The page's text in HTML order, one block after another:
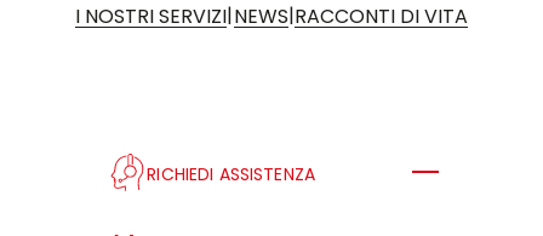
I NOSTRI SERVIZI|NEWS|RACCONTI DI VITA
RICHIEDI ASSISTENZA